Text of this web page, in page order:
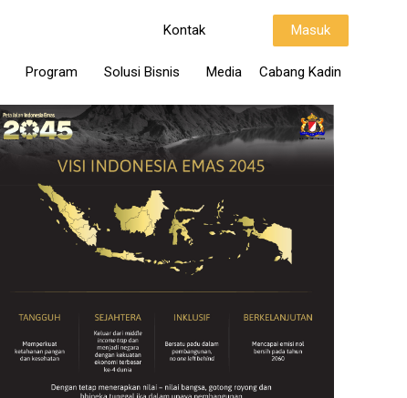
Kontak Masuk
Program Solusi Bisnis Media Cabang Kadin